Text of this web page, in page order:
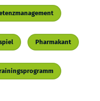
Pharmakant